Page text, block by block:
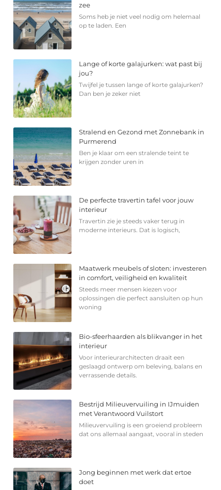
zee
Soms heb je niet veel nodig om helemaal
op te laden. Een
Lange of korte galajurken: wat past bij
jou?
Twijfel je tussen lange of korte galajurken?
Dan ben je zeker niet
Stralend en Gezond met Zonnebank in
Purmerend
Ben je klaar om een stralende teint te
krijgen zonder uren in
De perfecte travertin tafel voor jouw
interieur
Travertin zie je steeds vaker terug in
moderne interieurs. Dat is logisch,
Maatwerk meubels of sloten: investeren
in comfort, veiligheid en kwaliteit
Steeds meer mensen kiezen voor
oplossingen die perfect aansluiten op hun
woning
Bio-sfeerhaarden als blikvanger in het
interieur
Voor interieurarchitecten draait een
geslaagd ontwerp om beleving, balans en
verrassende details.
Bestrijd Milieuvervuiling in IJmuiden
met Verantwoord Vuilstort
Milieuvervuiling is een groeiend probleem
dat ons allemaal aangaat, vooral in steden
Jong beginnen met werk dat ertoe
doet